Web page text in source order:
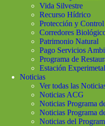
Vida Silvestre
Recurso Hídrico
Protección y Control
Corredores
Patrimonio Natural
Pago Servicios
Programa de
Estación
Noticias
Ver todas las
Noticias ACG
Noticias Programa
Noticias Programa
Noticias del